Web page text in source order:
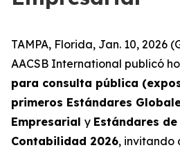
TAMPA, Florida, Jan. 10, 2026
AACSB International publicó
para consulta pública
primeros Estándares
Empresarial y Estándares
Contabilidad 2026, invitando